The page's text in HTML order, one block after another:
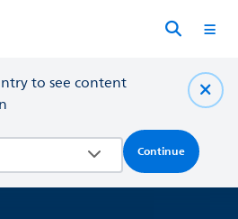
to see content
Continue